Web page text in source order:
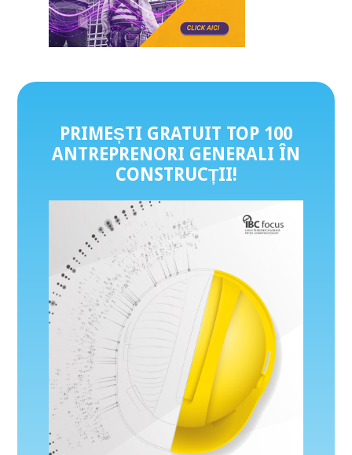
PRIMEȘTI GRATUIT TOP 100
ANTREPRENORI GENERALI ÎN
CONSTRUCȚII!